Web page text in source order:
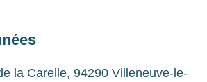
la Carelle, 94290 Villeneuve-le-